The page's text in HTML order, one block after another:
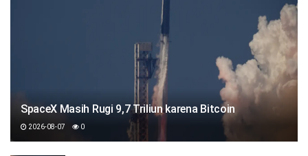
SpaceX Masih Rugi 9,7 Triliun karena Bitcoin
2026-08-07 0